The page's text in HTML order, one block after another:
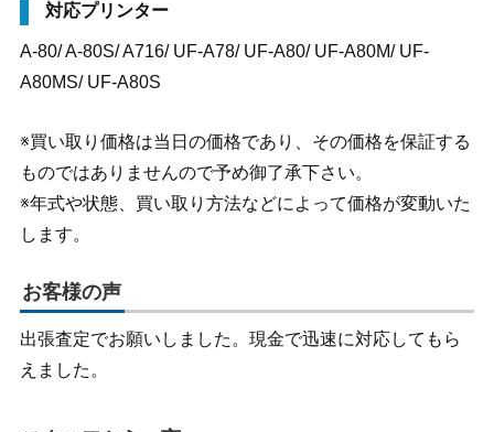
対応プリンター
A-80/ A-80S/ A716/ UF-A78/ UF-A80/ UF-A80M/ UF-
A80MS/ UF-A80S
※買い取り価格は当日の価格であり、その価格を保証する
ものではありませんので予め御了承下さい。
※年式や状態、買い取り方法などによって価格が変動いた
します。
お客様の声
出張査定でお願いしました。現金で迅速に対応してもら
えました。